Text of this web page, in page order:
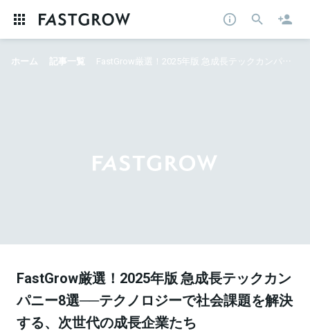
ホーム 記事一覧 FastGrow厳選！2025年版 急成長テックカンパニー8選──テクノロジーで社会課題を解決する、次世代の成長企業たち
FastGrow厳選！2025年版 急成長テックカン
パニー8選──テクノロジーで社会課題を解決
する、次世代の成長企業たち